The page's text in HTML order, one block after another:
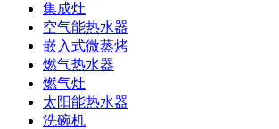
集成灶
空气能热水器
嵌入式微蒸烤
燃气热水器
燃气灶
太阳能热水器
洗碗机